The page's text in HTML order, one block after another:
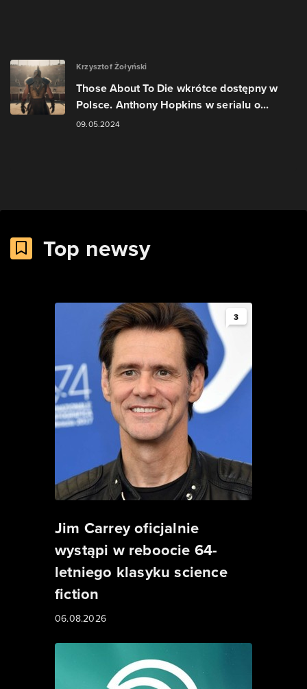
Krzysztof Żołyński
Those About To Die wkrótce dostępny w
Polsce. Anthony Hopkins w serialu o...
09.05.2024
Top newsy
3
Jim Carrey oficjalnie
wystąpi w reboocie 64-
letniego klasyku science
fiction
06.08.2026